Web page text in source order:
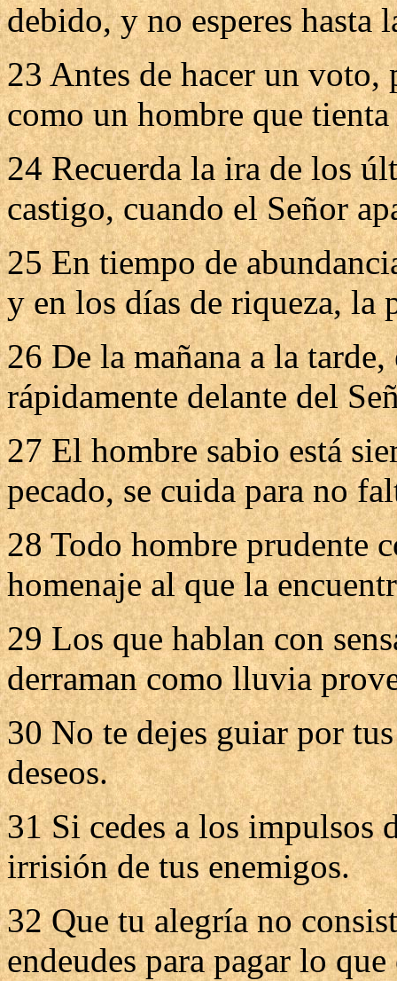
debido, y no esperes hasta
23 Antes de hacer un voto,
como un hombre que tienta
24 Recuerda la ira de los
castigo, cuando el Señor
25 En tiempo de
y en los días de riqueza, la
26 De la mañana a la
rápidamente delante del
27 El hombre sabio está
pecado, se cuida para no
28 Todo hombre prudente
homenaje al que la
29 Los que hablan con
derraman como lluvia
30 No te dejes guiar por
deseos.
31 Si cedes a los impulsos
irrisión de tus enemigos.
32 Que tu alegría no
endeudes para pagar lo